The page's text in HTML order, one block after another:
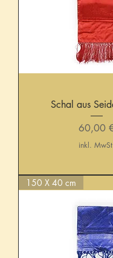
Schal aus
Preis
60,00
inkl.
150 X 40 cm